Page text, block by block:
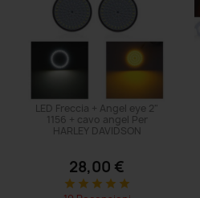
LED Freccia + Angel eye 2"
1156 + cavo angel Per
HARLEY DAVIDSON
28,00 €
star star star star star